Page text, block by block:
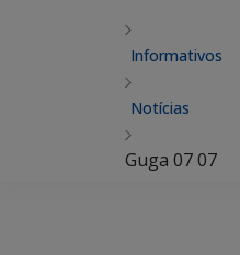
Informativos
Notícias
Guga 07 07